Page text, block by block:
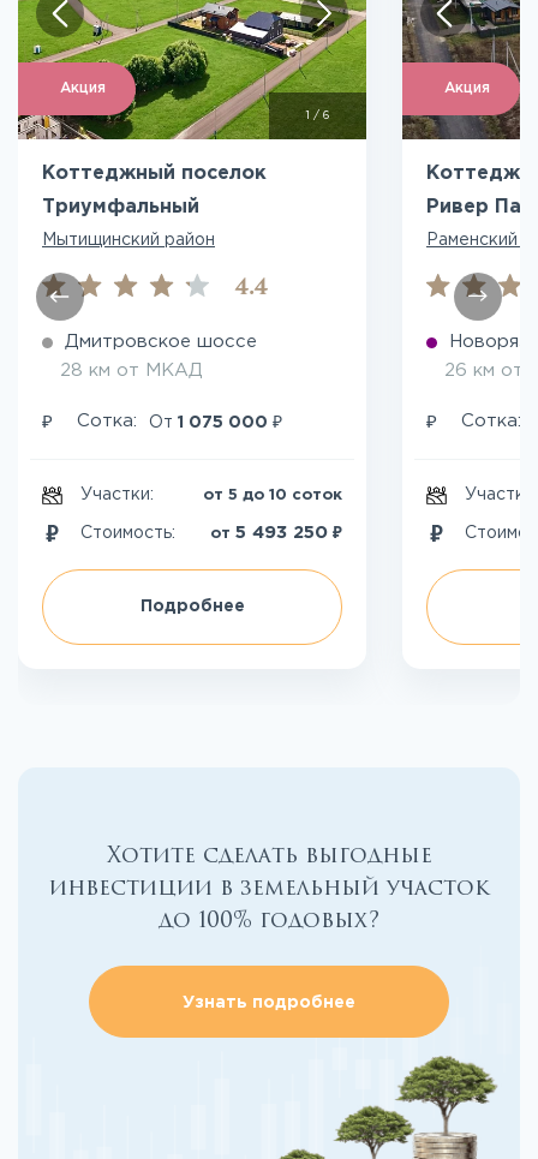
Акция
1 / 6
Коттеджный поселок
Триумфальный
Мытищинский район
4.4
Дмитровское шоссе
28 км от МКАД
₽ Сотка: От 1 075 000 ₽
Участки: от 5 до 10 соток
Стоимость: от 5 493 250 ₽
Подробнее
Акция
Ривер
Раменский
26 км от
₽ Сотка:
Участки:
Хотите сделать выгодные
инвестиции в земельный участок
до 100% годовых?
Узнать подробнее